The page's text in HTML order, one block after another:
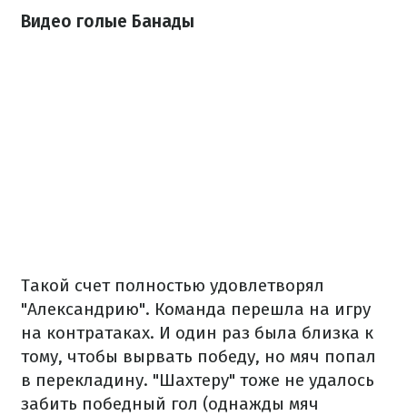
Видео голые Банады
Такой счет полностью удовлетворял
"Александрию". Команда перешла на игру
на контратаках. И один раз была близка к
тому, чтобы вырвать победу, но мяч попал
в перекладину. "Шахтеру" тоже не удалось
забить победный гол (однажды мяч